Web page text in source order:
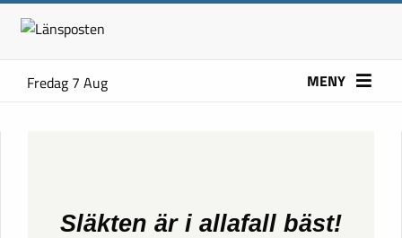
Fredag 7 Aug MENY
Släkten är i allafall bäst!